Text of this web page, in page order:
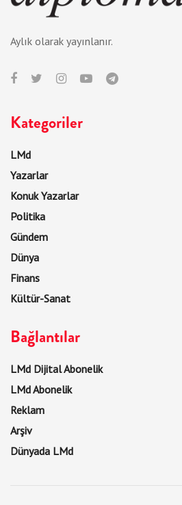
Aylık olarak yayınlanır.
Kategoriler
LMd
Yazarlar
Konuk Yazarlar
Politika
Gündem
Dünya
Finans
Kültür-Sanat
Bağlantılar
LMd Dijital Abonelik
LMd Abonelik
Reklam
Arşiv
Dünyada LMd